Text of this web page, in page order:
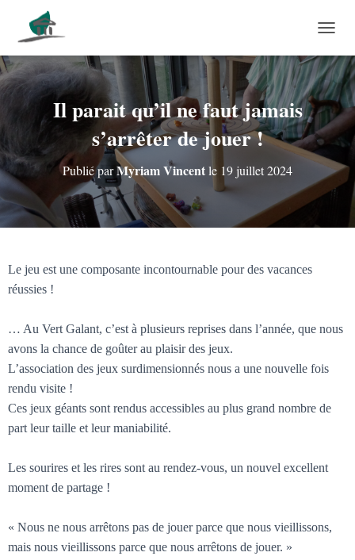
Il parait qu’il ne faut jamais
s’arrêter de jouer !
Publié parMyriam Vincentle 19 juillet 2024
Le jeu est une composante incontournable pour des vacances
réussies !
… Au Vert Galant, c’est à plusieurs reprises dans l’année, que nous
avons la chance de goûter au plaisir des jeux.
L’association des jeux surdimensionnés nous a une nouvelle fois
rendu visite !
Ces jeux géants sont rendus accessibles au plus grand nombre de
part leur taille et leur maniabilité.
Les sourires et les rires sont au rendez-vous, un nouvel excellent
moment de partage !
« Nous ne nous arrêtons pas de jouer parce que nous vieillissons,
mais nous vieillissons parce que nous arrêtons de jouer. »